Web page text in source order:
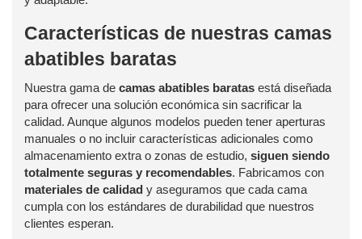
Características de nuestras camas
abatibles baratas
Nuestra gama de camas abatibles baratas está diseñada
para ofrecer una solución económica sin sacrificar la
calidad. Aunque algunos modelos pueden tener aperturas
manuales o no incluir características adicionales como
almacenamiento extra o zonas de estudio, siguen siendo
totalmente seguras y recomendables. Fabricamos con
materiales de calidad y aseguramos que cada cama
cumpla con los estándares de durabilidad que nuestros
clientes esperan.